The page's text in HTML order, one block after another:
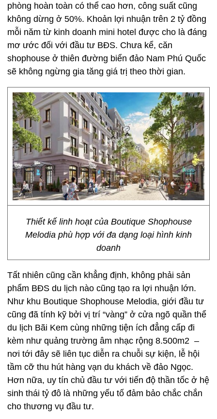
phòng hoàn toàn có thể cao hơn, công suất cũng
không dừng ở 50%. Khoản lợi nhuận trên 2 tỷ đồng
mỗi năm từ kinh doanh mini hotel được cho là đáng
mơ ước đối với đầu tư BĐS. Chưa kể, căn
shophouse ở thiên đường biển đảo Nam Phú Quốc
sẽ không ngừng gia tăng giá trị theo thời gian.
Thiết kế linh hoạt của Boutique Shophouse
Melodia phù hợp với đa dạng loại hình kinh
doanh
Tất nhiên cũng cần khẳng định, không phải sản
phẩm BĐS du lịch nào cũng tạo ra lợi nhuận lớn.
Như khu Boutique Shophouse Melodia, giới đầu tư
cũng đã tính kỹ bởi vị trí “vàng” ở cửa ngõ quần thể
du lịch Bãi Kem cùng những tiện ích đẳng cấp đi
kèm như quảng trường âm nhạc rộng 8.500m2 –
nơi tới đây sẽ liên tục diễn ra chuỗi sự kiện, lễ hội
tầm cỡ thu hút hàng vạn du khách về đảo Ngọc.
Hơn nữa, uy tín chủ đầu tư với tiến độ thần tốc ở hệ
sinh thái tỷ đô là những yếu tố đảm bảo chắc chắn
cho thương vụ đầu tư.